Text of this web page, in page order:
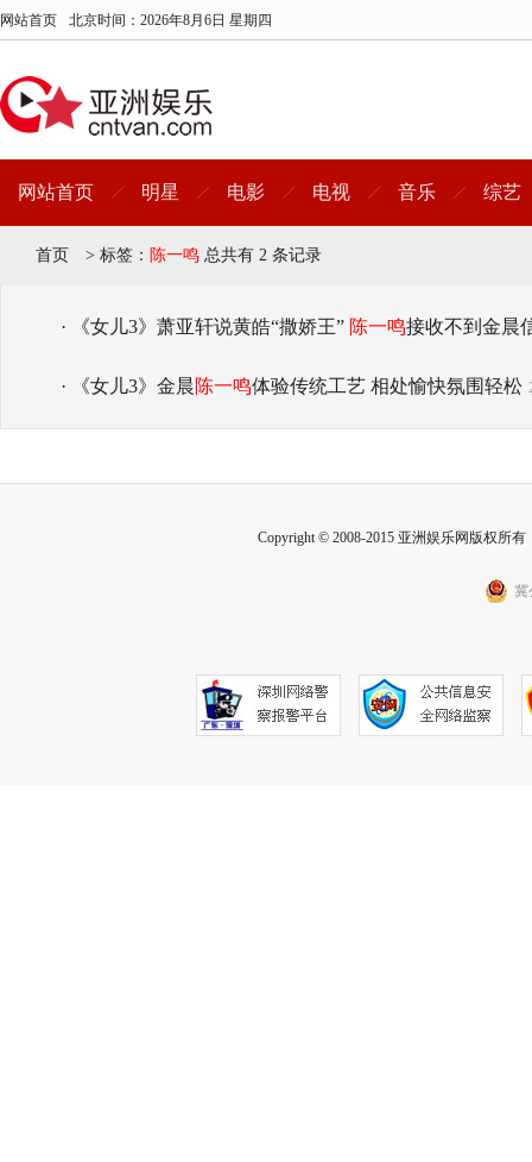
网站首页 北京时间： 2026年8月6日 星期四
网站首页 明星 电影 电视 音乐 综艺
首页 > 标签： 陈一鸣 总共有 2 条记录
· 《女儿3》萧亚轩说黄皓“撒娇王” 陈一鸣接收不到金晨
· 《女儿3》金晨陈一鸣体验传统工艺 相处愉快氛围轻松
Copyright © 2008-2015 亚洲娱乐网版权所
冀